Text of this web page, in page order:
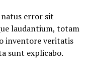
error sit
laudantium, totam
inventore veritatis
sunt explicabo.